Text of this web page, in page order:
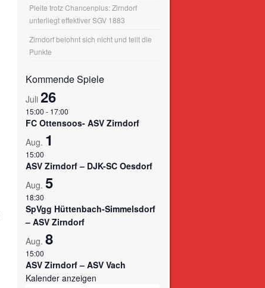
Pleite trotz Chancenplus: Zirndorf
unterliegt effektiver SGV 1883
Zirndorf belohnt sich nicht und teilt die
Punkte
Kommende Spiele
Juli 26
15:00 - 17:00
FC Ottensoos- ASV Zirndorf
Aug. 1
15:00
ASV Zirndorf – DJK-SC Oesdorf
Aug. 5
18:30
SpVgg Hüttenbach-Simmelsdorf
– ASV Zirndorf
Aug. 8
15:00
ASV Zirndorf – ASV Vach
Kalender anzeigen